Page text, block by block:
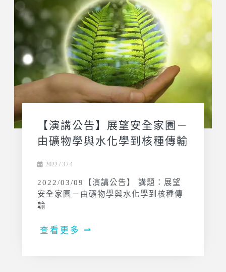
【演講公告】展望安全家園－
由礦物學與水化學到核種傳輸
2022 / 3 / 4
2022/03/09【演講公告】 講題：展望
安全家園－由礦物學與水化學到核種傳
輸
查看更多 ⇀